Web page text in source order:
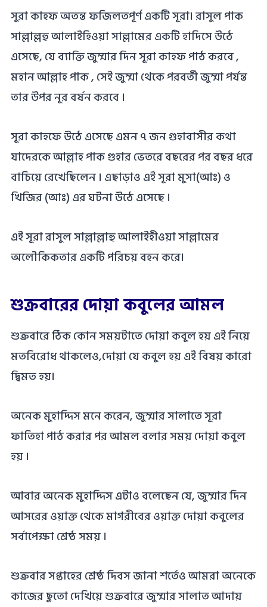
সুরা কাহফ অতন্ত ফজিলতপূর্ণ একটি সূরা। রাসুল পাক
সাল্লাল্লহু আলাইহিওয়া সাল্লামের একটি হাদিসে উঠে
এসেছে, যে ব্যাক্তি জুম্মার দিন সূরা কাহফ পাঠ করবে ,
মহান আল্লাহ পাক , সেই জুম্মা থেকে পরবর্তী জুম্মা পর্যন্ত
তার উপর নূর বর্ষন করবে ।
সূরা কাহফে উঠে এসেছে এমন ৭ জন গুহাবাসীর কথা
যাদেরকে আল্লাহ পাক গুহার ভেতরে বছরের পর বছর ধরে
বাচিয়ে রেখেছিলেন । এছাড়াও এই সূরা মুসা(আঃ) ও
খিজির (আঃ) এর ঘটনা উঠে এসেছে ।
এই সূরা রাসুল সাল্লাল্লাহু আলাইহীওয়া সাল্লামের
অলৌকিকতার একটি পরিচয় বহন করে।
শুক্রবারের দোয়া কবুলের আমল
শুক্রবারে ঠিক কোন সময়টাতে দোয়া কবুল হয় এই নিয়ে
মতবিরোধ থাকলেও,দোয়া যে কবুল হয় এই বিষয় কারো
দ্বিমত হয়।
অনেক মুহাদ্দিস মনে করেন, জুম্মার সালাতে সূরা
ফাতিহা পাঠ করার পর আমল বলার সময় দোয়া কবুল
হয় ।
আবার অনেক মুহাদ্দিস এটাও বলেছেন যে, জুম্মার দিন
আসরের ওয়াক্ত থেকে মাগরীবের ওয়াক্ত দোয়া কবুলের
সর্বাপেক্ষা শ্রেষ্ঠ সময় ।
শুক্রবার সপ্তাহের শ্রেষ্ঠ দিবস জানা শর্তেও আমরা অনেকে
কাজের ছুতো দেখিয়ে শুক্রবারে জুম্মার সালাত আদায়